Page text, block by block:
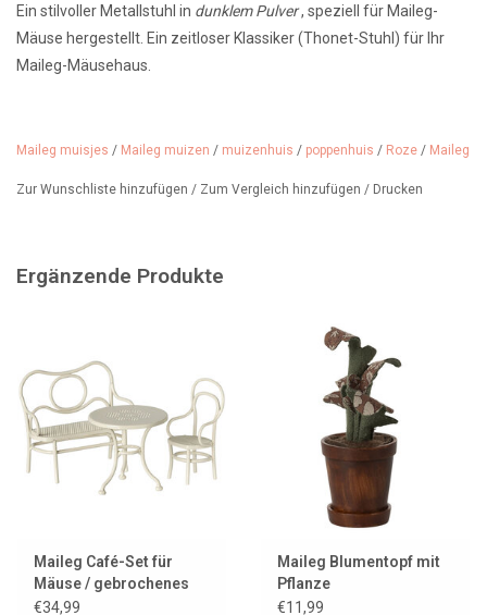
Ein stilvoller Metallstuhl in dunklem Pulver, speziell für Maileg-
Mäuse hergestellt. Ein zeitloser Klassiker (Thonet-Stuhl) für Ihr
Maileg-Mäusehaus.
Geeignet für Kinder ab 3 Jahren.
Ein Muss für Maileg-Sammler.
Maileg muisjes / Maileg muizen / muizenhuis / poppenhuis / Roze / Maileg
Zur Wunschliste hinzufügen / Zum Vergleich hinzufügen / Drucken
Ergänzende Produkte
Maileg Café-Set für
Mäuse / gebrochenes
Weiß
€34,99
Maileg Blumentopf mit
Pflanze
€11,99